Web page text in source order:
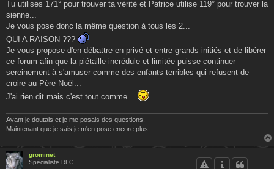
a
g
Tu utilises 171° pour trouver ta vérité et Patrice utilise 119° pour trouver la
sienne...
Je vous pose donc la même question à tous les 2...
QUI A RAISON ???
Je vous propose d'en débattre en privé et entre grands initiés et de libérer
ce forum afin que la piétaille incrédule et limitée puisse continuer
sereinement à s'amuser comme des enfants terribles qui refusent de
croire au Père Noël...
J'ai rien dit mais c'est tout comme...
Avant je doutais et je me posais des questions.
Maintenant que je sais je m'en pose encore plus...
grominet
Spécialiste RLC